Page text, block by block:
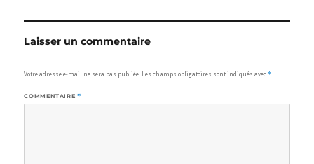
Laisser un commentaire
Votre adresse e-mail ne sera pas publiée. Les champs obligatoires sont indiqués avec*
COMMENTAIRE *